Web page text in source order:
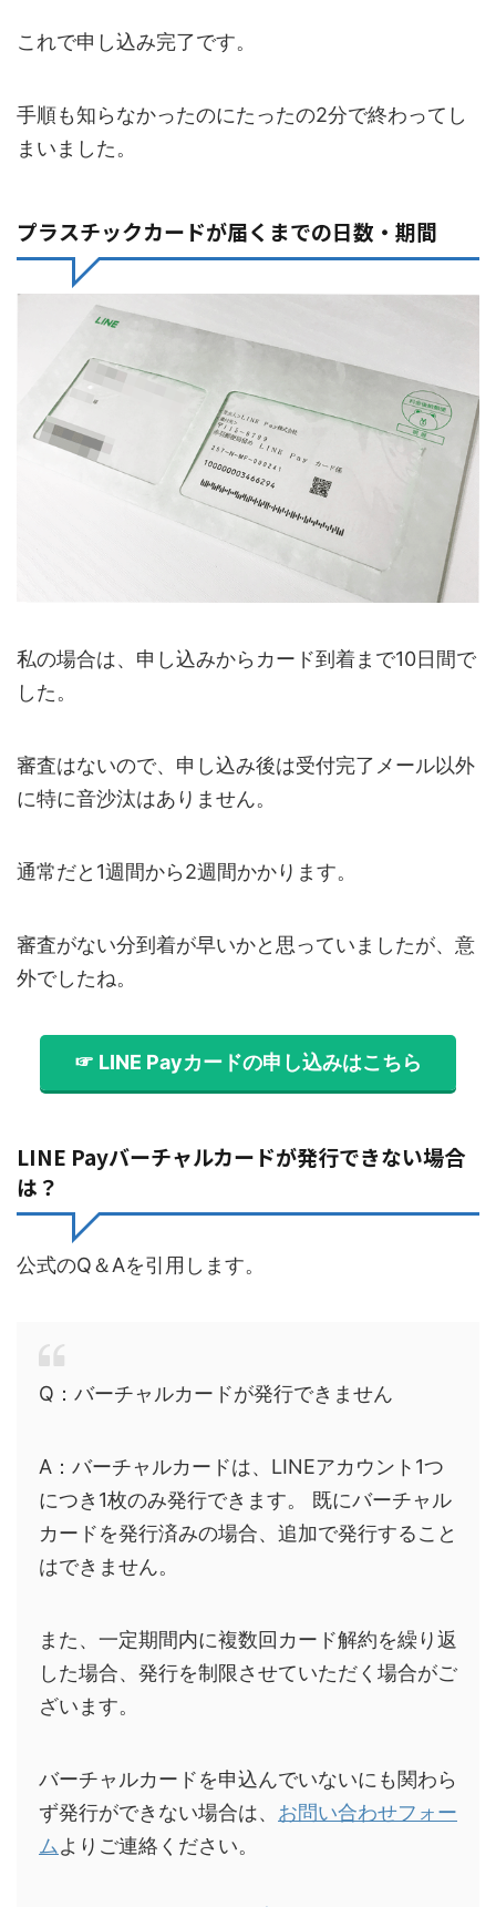
これで申し込み完了です。
手順も知らなかったのにたったの2分で終わってし
まいました。
プラスチックカードが届くまでの日数・期間
私の場合は、申し込みからカード到着まで10日間で
した。
審査はないので、申し込み後は受付完了メール以外
に特に音沙汰はありません。
通常だと1週間から2週間かかります。
審査がない分到着が早いかと思っていましたが、意
外でしたね。
☞ LINE Payカードの申し込みはこちら
LINE Payバーチャルカードが発行できない場合
は？
公式のQ＆Aを引用します。
Q：バーチャルカードが発行できません
A：バーチャルカードは、LINEアカウント1つ
につき1枚のみ発行できます。 既にバーチャル
カードを発行済みの場合、追加で発行すること
はできません。
また、一定期間内に複数回カード解約を繰り返
した場合、発行を制限させていただく場合がご
ざいます。
バーチャルカードを申込んでいないにも関わら
ず発行ができない場合は、 お問い合わせフォー
ムよりご連絡ください。